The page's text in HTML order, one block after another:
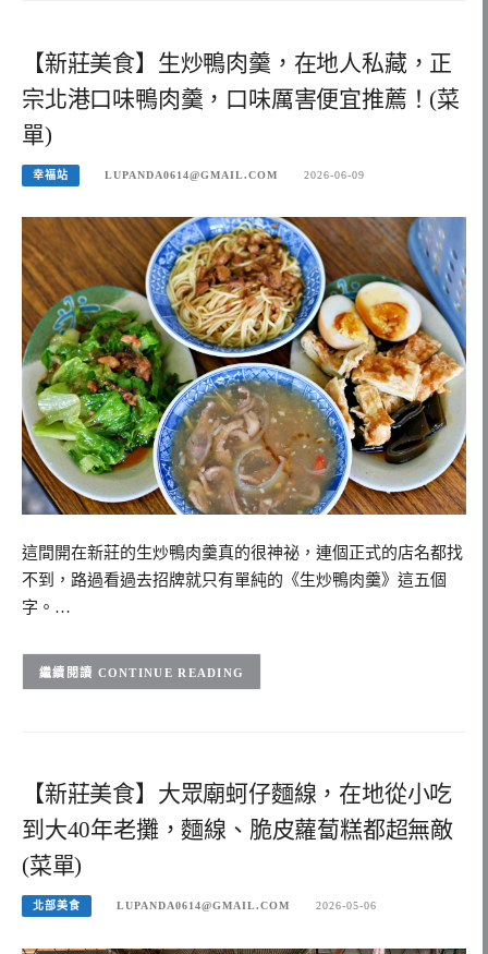
【新莊美食】生炒鴨肉羹，在地人私藏，正
宗北港口味鴨肉羹，口味厲害便宜推薦！(菜
單)
幸福站 LUPANDA0614@GMAIL.COM 2026-06-09
這間開在新莊的生炒鴨肉羹真的很神祕，連個正式的店名都找
不到，路過看過去招牌就只有單純的《生炒鴨肉羹》這五個
字。…
CONTINUE READING
【新莊美食】大眾廟蚵仔麵線，在地從小吃
到大40年老攤，麵線、脆皮蘿蔔糕都超無敵
(菜單)
北部美食 LUPANDA0614@GMAIL.COM 2026-05-06